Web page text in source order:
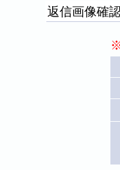
返信画像確